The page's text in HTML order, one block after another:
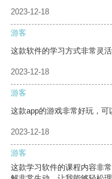
2023-12-18
游客
这款软件的学习方式非常灵
2023-12-18
游客
这款app的游戏非常好玩，可
2023-12-18
游客
这款学习软件的课程内容非